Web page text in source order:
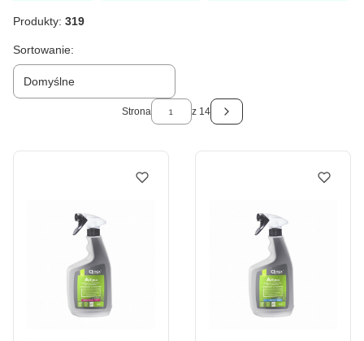
Produkty: 319
Lista produktów
Sortowanie:
Domyślne
Strona z 14
Następne produkty